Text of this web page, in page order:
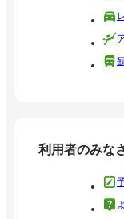
利用者のみな